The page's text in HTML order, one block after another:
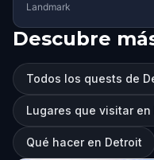
Landmark
Descubre
Todos los quests de
Lugares que visitar en
Qué hacer en Detroit